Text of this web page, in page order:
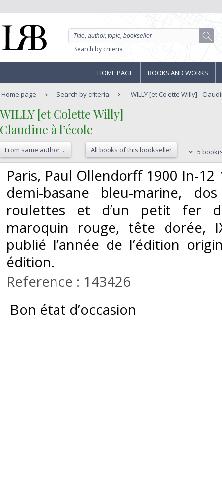
Search by criteria
HOME PAGE BOOKS AND WORKS
Home page Search by criteria WILLY [et Colette Willy] -
‎WILLY [et Colette Willy]‎
‎Claudine à l’école‎
From same author ... All books of this bookseller 5
‎Paris, Paul Ollendorff 1900 In-12
demi-basane bleu-marine,
roulettes et d’un petit fer
maroquin rouge, tête dorée,
publié l’année de l’édition
édition.‎
Reference : 143426
‎ Bon état d’occasion ‎